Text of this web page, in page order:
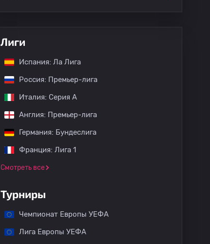
Лиги
Испания: Ла Лига
Россия: Премьер-лига
Италия: Серия А
Англия: Премьер-лига
Германия: Бундеслига
Франция: Лига 1
Смотреть все
Турниры
Чемпионат Европы УЕФА
Лига Европы УЕФА